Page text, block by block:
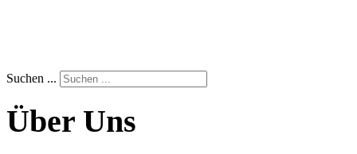
Suchen ...
Über Uns